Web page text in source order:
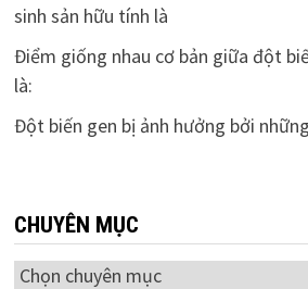
sinh sản hữu tính là
Điểm giống nhau cơ bản giữa đột
là:
Đột biến gen bị ảnh hưởng bởi
CHUYÊN MỤC
Chuyên